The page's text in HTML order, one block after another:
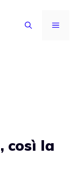
MENU
così la